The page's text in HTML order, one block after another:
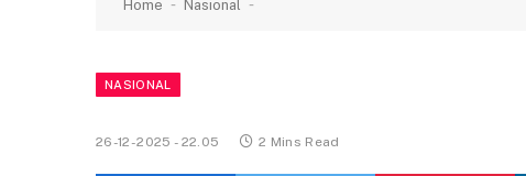
Home - Nasional -
NASIONAL
26-12-2025 - 22.05 2 Mins Read